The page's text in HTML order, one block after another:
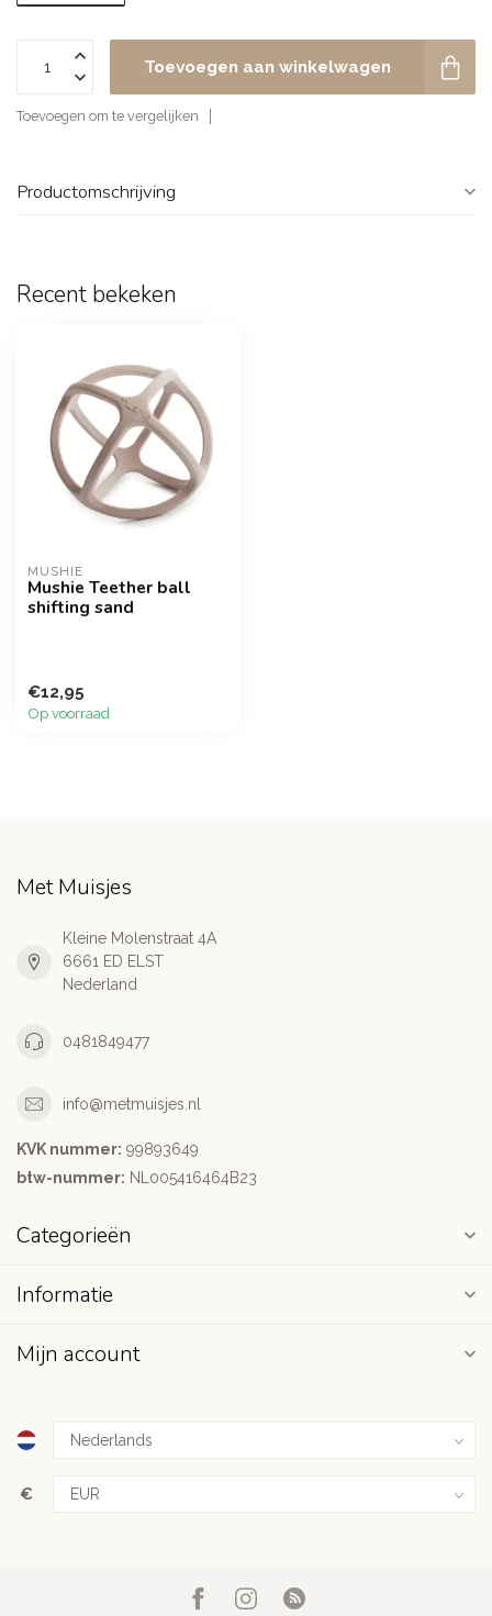
Toevoegen aan winkelwagen
Toevoegen om te vergelijken
Productomschrijving
Recent bekeken
MUSHIE
Mushie Teether ball
shifting sand
€12,95
Op voorraad
Met Muisjes
Kleine Molenstraat 4A
6661 ED ELST
Nederland
0481849477
info@metmuisjes.nl
KVK nummer: 99893649
btw-nummer: NL005416464B23
Categorieën
Informatie
Mijn account
€